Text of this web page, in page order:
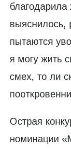
благодарила
выяснилось,
пытаются
я могу жить
смех, то ли
Острая
номинации